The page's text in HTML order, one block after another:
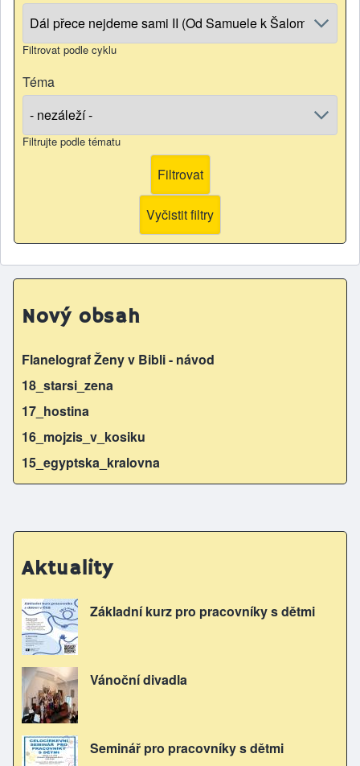
Filtrovat podle cyklu
Téma
Filtrujte podle tématu
Nový obsah
Flanelograf Ženy v Bibli - návod
18_starsi_zena
17_hostina
16_mojzis_v_kosiku
15_egyptska_kralovna
Aktuality
Základní kurz pro pracovníky s dětmi
Vánoční divadla
Seminář pro pracovníky s dětmi